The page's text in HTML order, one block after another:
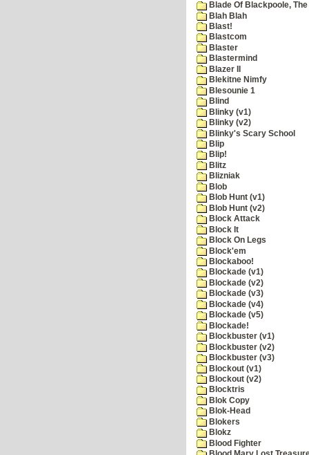
Blade Of Blackpoole, The
Blah Blah
Blast!
Blastcom
Blaster
Blastermind
Blazer II
Blekitne Nimfy
Blesounie 1
Blind
Blinky (v1)
Blinky (v2)
Blinky's Scary School
Blip
Blip!
Blitz
Blizniak
Blob
Blob Hunt (v1)
Blob Hunt (v2)
Block Attack
Block It
Block On Legs
Block'em
Blockaboo!
Blockade (v1)
Blockade (v2)
Blockade (v3)
Blockade (v4)
Blockade (v5)
Blockade!
Blockbuster (v1)
Blockbuster (v2)
Blockbuster (v3)
Blockout (v1)
Blockout (v2)
Blocktris
Blok Copy
Blok-Head
Blokers
Blokz
Blood Fighter